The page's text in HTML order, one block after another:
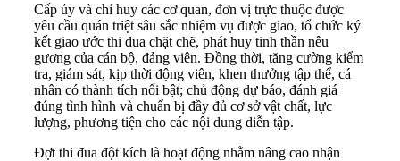
Cấp ủy và chỉ huy các cơ quan, đơn vị trực thuộc được
yêu cầu quán triệt sâu sắc nhiệm vụ được giao, tổ chức ký
kết giao ước thi đua chặt chẽ, phát huy tinh thần nêu
gương của cán bộ, đảng viên. Đồng thời, tăng cường kiểm
tra, giám sát, kịp thời động viên, khen thưởng tập thể, cá
nhân có thành tích nổi bật; chủ động dự báo, đánh giá
đúng tình hình và chuẩn bị đầy đủ cơ sở vật chất, lực
lượng, phương tiện cho các nội dung diễn tập.
Đợt thi đua đột kích là hoạt động nhằm nâng cao nhận